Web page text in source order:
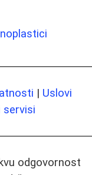
| Uslovi
servisi
odgovornost